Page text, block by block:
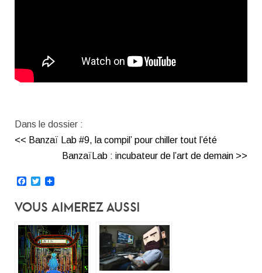
Dans le dossier :
<< Banzaï Lab #9, la compil’ pour chiller tout l’été
BanzaïLab : incubateur de l’art de demain >>
Facebook
Twitter
Vous Aimerez Aussi